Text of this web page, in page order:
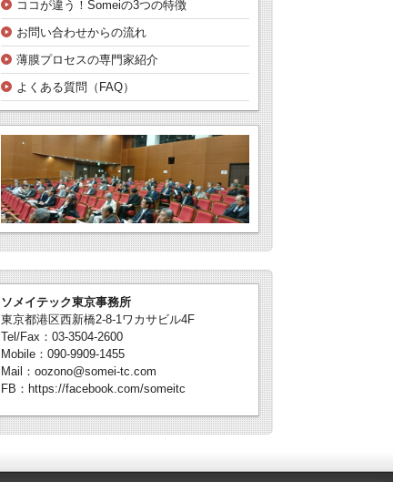
ココが違う！Someiの3つの特徴
お問い合わせからの流れ
薄膜プロセスの専門家紹介
よくある質問（FAQ）
ソメイテック東京事務所
東京都港区西新橋2-8-1ワカサビル4F
Tel/Fax：03-3504-2600
Mobile：090-9909-1455
Mail：oozono@somei-tc.com
FB：https://facebook.com/someitc